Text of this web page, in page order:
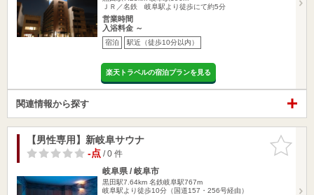
ＪＲ／名鉄 岐阜駅より徒歩にて約5分
営業時間
入浴料金 ～
宿泊 駅近（徒歩10分以内）
楽天トラベルの宿泊プランを見る
関連情報から探す
お気に入
りに追加
【男性専用】新岐阜サウナ
-点/ 0 件
岐阜県 / 岐阜市
黒田駅7.64km 名鉄岐阜駅767m
岐阜駅より徒歩10分（国道157・256号経由）